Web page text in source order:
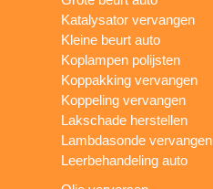
Katalysator vervangen
Kleine beurt auto
Koplampen polijsten
Koppakking vervangen
Koppeling vervangen
Lakschade herstellen
Lambdasonde vervangen
Leerbehandeling auto